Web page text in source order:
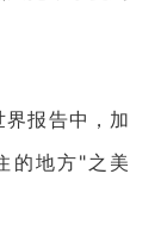
报告中，加
的地方"之美